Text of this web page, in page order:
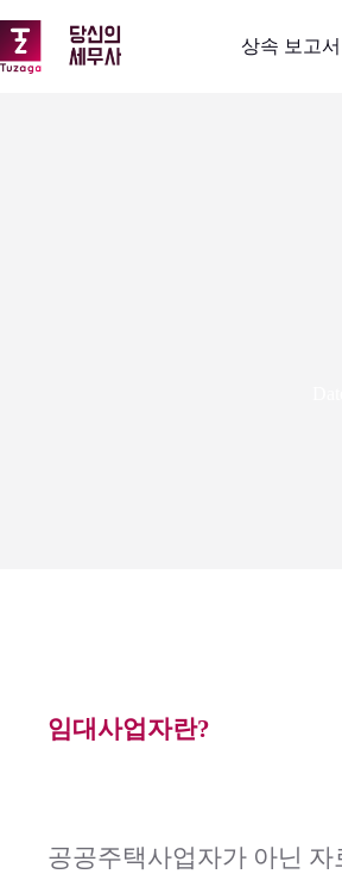
문
으
상속 보고서
임대사업자란?
공공주택사업자가 아닌